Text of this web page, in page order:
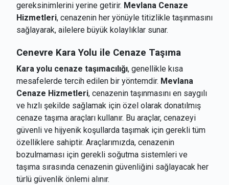
gereksinimlerini yerine getirir. Mevlana Cenaze
Hizmetleri, cenazenin her yönüyle titizlikle taşınmasını
sağlayarak, ailelere büyük kolaylıklar sunar.
Cenevre Kara Yolu ile Cenaze Taşıma
Kara yolu cenaze taşımacılığı, genellikle kısa
mesafelerde tercih edilen bir yöntemdir. Mevlana
Cenaze Hizmetleri, cenazenin taşınmasını en saygılı
ve hızlı şekilde sağlamak için özel olarak donatılmış
cenaze taşıma araçları kullanır. Bu araçlar, cenazeyi
güvenli ve hijyenik koşullarda taşımak için gerekli tüm
özelliklere sahiptir. Araçlarımızda, cenazenin
bozulmaması için gerekli soğutma sistemleri ve
taşıma sırasında cenazenin güvenliğini sağlayacak her
türlü güvenlik önlemi alınır.